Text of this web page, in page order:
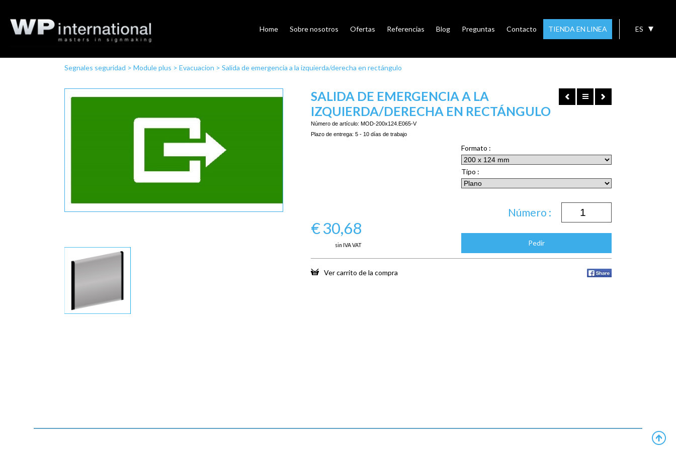
ES
Home Sobre nosotros Ofertas Referencias Blog Preguntas Contacto TIENDA EN LINEA
Segnales seguridad > Module plus > Evacuacion > Salida de emergencia a la izquierda/derecha en rectángulo
SALIDA DE EMERGENCIA A LA
IZQUIERDA/DERECHA EN RECTÁNGULO
Número de artículo: MOD-200x124.E065-V
Plazo de entrega: 5 - 10 días de trabajo
€30,68
sin IVA VAT
Formato :
Tipo :
Número :
Pedir
Ver carrito de la compra